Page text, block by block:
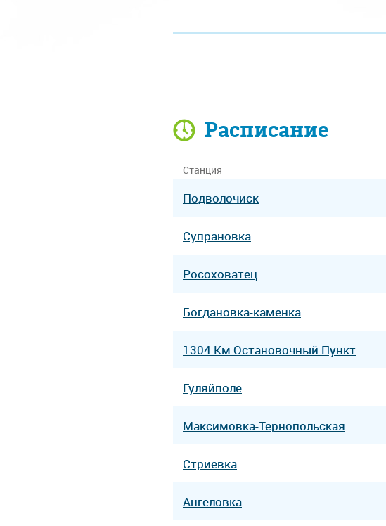
Расписание
Станция
Подволочиск
Супрановка
Росоховатец
Богдановка-каменка
1304 Км Остановочный Пункт
Гуляйполе
Максимовка-Тернопольская
Стриевка
Ангеловка